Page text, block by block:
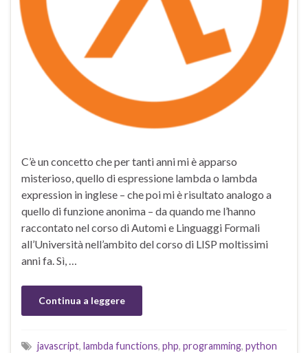
C’è un concetto che per tanti anni mi è apparso
misterioso, quello di espressione lambda o lambda
expression in inglese – che poi mi è risultato analogo a
quello di funzione anonima – da quando me l’hanno
raccontato nel corso di Automi e Linguaggi Formali
all’Università nell’ambito del corso di LISP moltissimi
anni fa. Sì, …
Continua a leggere
javascript, lambda functions, php, programming, python